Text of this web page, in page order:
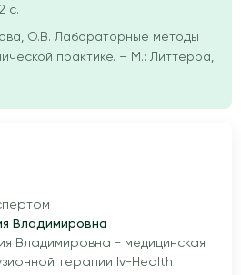
с.
О.В. Лабораторные методы
практике. – М.: Литтерра,
Владимировна
Владимировна - медицинская
терапии Iv-Health